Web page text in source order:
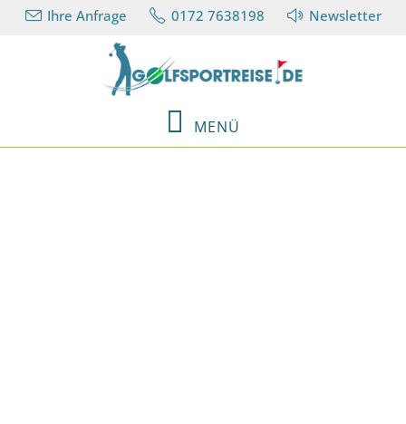
Ihre Anfrage 0172 7638198 Newsletter
MENÜ